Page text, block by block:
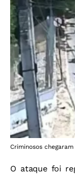
Criminosos
O ataque foi